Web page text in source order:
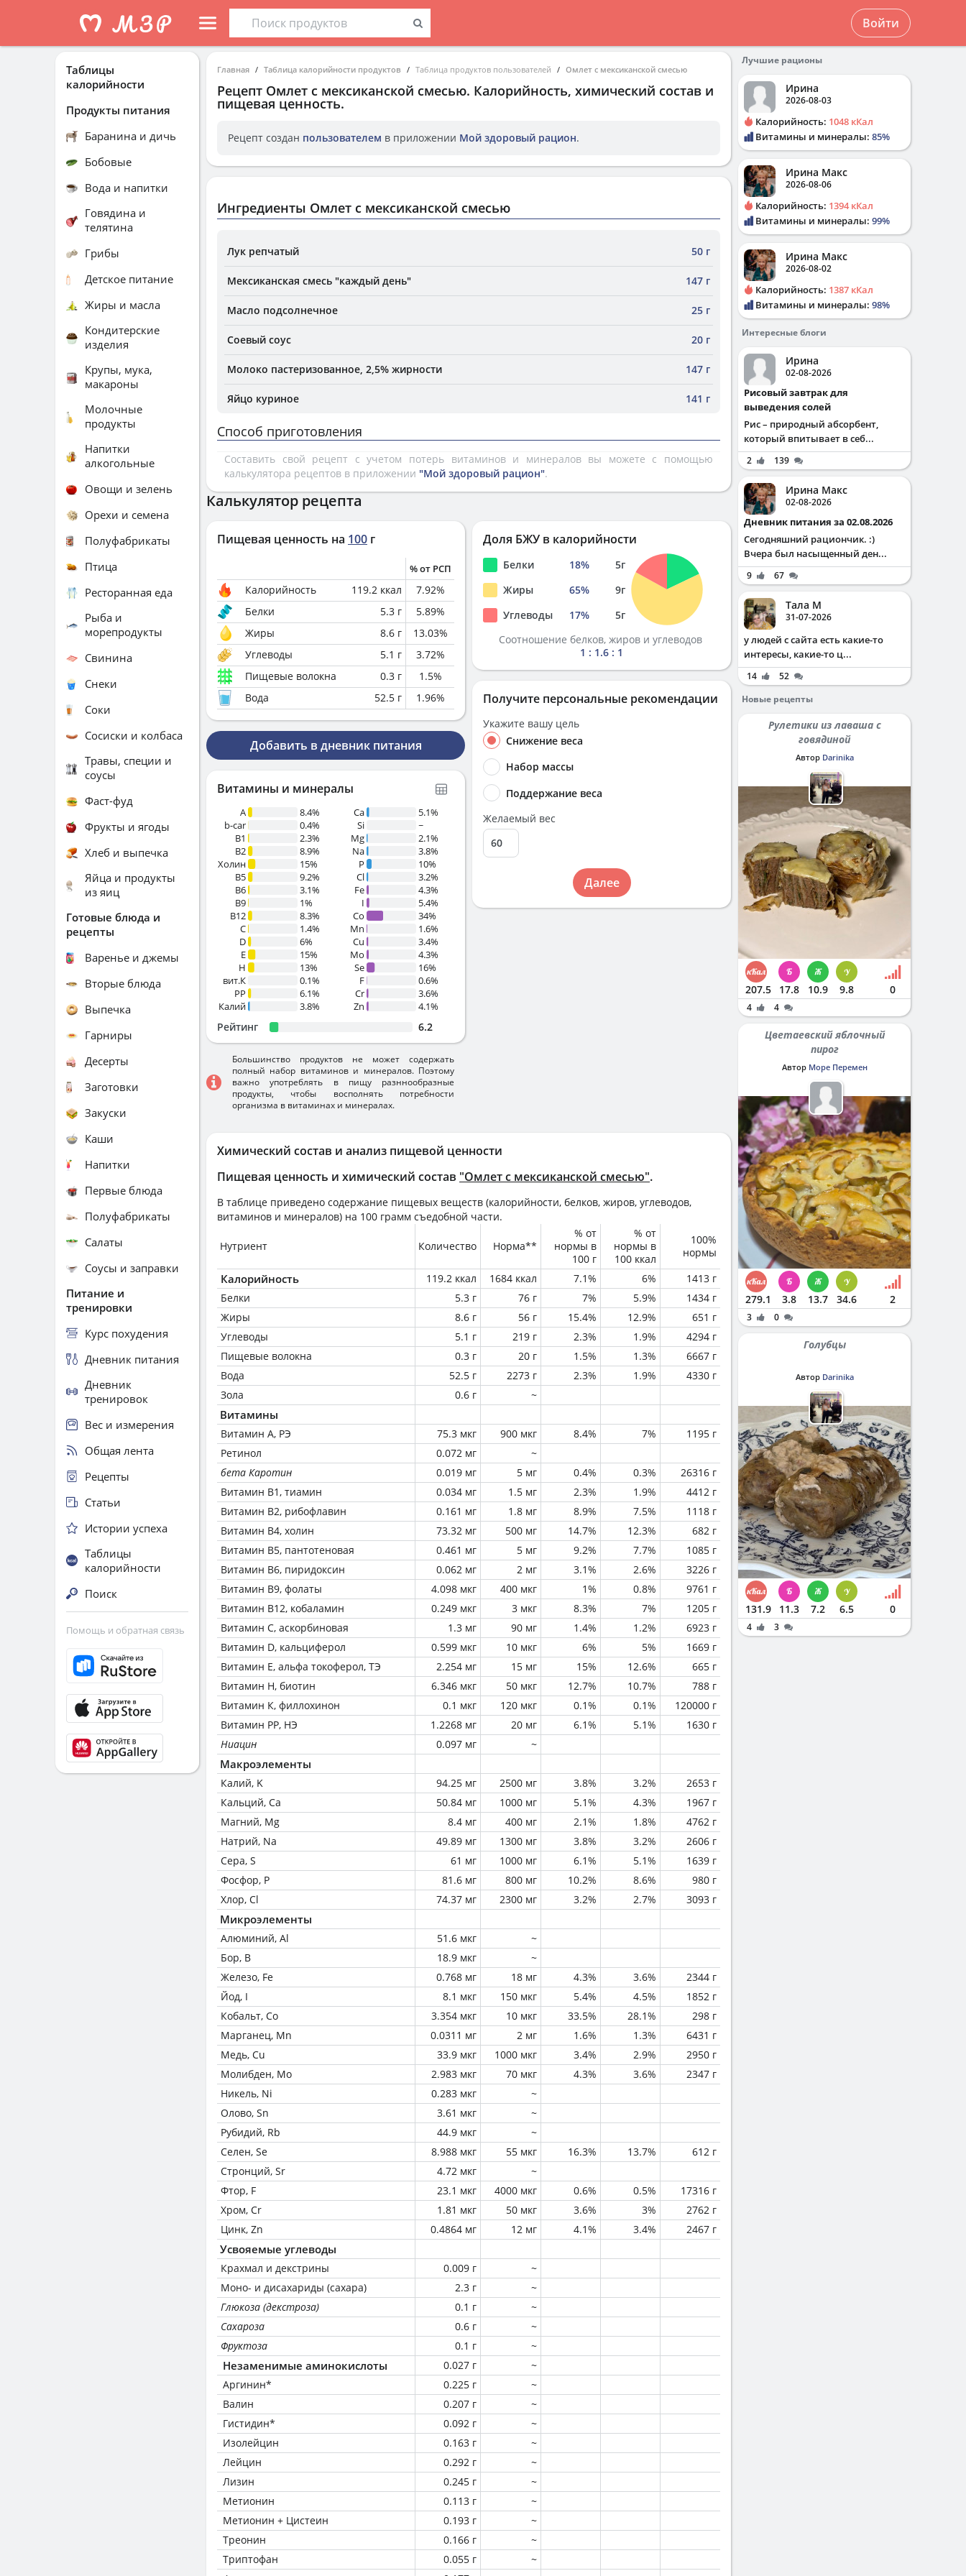
Войти
Главная Таблица калорийности продуктов Таблица продуктов пользователей Омлет с мексиканской смесью
Рецепт Омлет с мексиканской смесью. Калорийность, химический состав и
пищевая ценность.
Рецепт создан пользователем в приложении Мой здоровый рацион.
Ингредиенты Омлет с мексиканской смесью
Лук репчатый 50 г
Мексиканская смесь "каждый день" 147 г
Масло подсолнечное 25 г
Соевый соус 20 г
Молоко пастеризованное, 2,5% жирности 147 г
Яйцо куриное 141 г
Способ приготовления
Составить свой рецепт с учетом потерь витаминов и минералов вы можете с помощью
калькулятора рецептов в приложении "Мой здоровый рацион".
Химический состав и анализ пищевой ценности
Пищевая ценность и химический состав "Омлет с мексиканской смесью".
В таблице приведено содержание пищевых веществ (калорийности, белков, жиров, углеводов,
витаминов и минералов) на 100 грамм съедобной части.
Нутриент Количество Норма**
% от
нормы в
100 г
% от
нормы в
100 ккал
100%
нормы
Калорийность 119.2 ккал 1684 ккал 7.1% 6%
1413 г
Белки
5.3 г 76 г 7% 5.9%
1434 г
Жиры
8.6 г 56 г 15.4% 12.9%
651 г
Углеводы
5.1 г 219 г 2.3% 1.9%
4294 г
Пищевые волокна
0.3 г 20 г 1.5% 1.3%
6667 г
Вода
52.5 г 2273 г 2.3% 1.9%
4330 г
Зола
0.6 г ~
Витамины
Витамин А, РЭ 75.3 мкг 900 мкг 8.4% 7%
1195 г
Ретинол
0.072 мг
~
бета Каротин
0.019 мг 5 мг 0.4% 0.3%
26316 г
Витамин В1, тиамин
0.034 мг 1.5 мг 2.3% 1.9%
4412 г
Витамин В2, рибофлавин
0.161 мг 1.8 мг 8.9% 7.5%
1118 г
Витамин В4, холин
73.32 мг 500 мг 14.7% 12.3%
682 г
Витамин В5, пантотеновая
0.461 мг 5 мг 9.2% 7.7%
1085 г
Витамин В6, пиридоксин
0.062 мг 2 мг 3.1% 2.6%
3226 г
Витамин В9, фолаты
4.098 мкг 400 мкг 1% 0.8%
9761 г
Витамин В12, кобаламин
0.249 мкг 3 мкг 8.3% 7%
1205 г
Витамин C, аскорбиновая
1.3 мг 90 мг 1.4% 1.2%
6923 г
Витамин D, кальциферол
0.599 мкг 10 мкг 6% 5%
1669 г
Витамин Е, альфа токоферол, ТЭ
2.254 мг 15 мг 15% 12.6%
665 г
Витамин Н, биотин
6.346 мкг 50 мкг 12.7% 10.7%
788 г
Витамин К, филлохинон
0.1 мкг 120 мкг 0.1% 0.1%
120000 г
Витамин РР, НЭ
1.2268 мг 20 мг 6.1% 5.1%
1630 г
Ниацин
0.097 мг ~
Макроэлементы
Калий, K 94.25 мг 2500 мг 3.8% 3.2%
2653 г
Кальций, Ca
50.84 мг 1000 мг 5.1% 4.3%
1967 г
Магний, Mg
8.4 мг 400 мг 2.1% 1.8%
4762 г
Натрий, Na
49.89 мг 1300 мг 3.8% 3.2%
2606 г
Сера, S
61 мг 1000 мг 6.1% 5.1%
1639 г
Фосфор, P
81.6 мг 800 мг 10.2% 8.6%
980 г
Хлор, Cl
74.37 мг 2300 мг 3.2% 2.7% 3093 г
Микроэлементы
Алюминий, Al 51.6 мкг
~
Бор, B
18.9 мкг
~
Железо, Fe
0.768 мг 18 мг 4.3% 3.6%
2344 г
Йод, I
8.1 мкг 150 мкг 5.4% 4.5%
1852 г
Кобальт, Co
3.354 мкг 10 мкг 33.5% 28.1%
298 г
Марганец, Mn
0.0311 мг 2 мг 1.6% 1.3%
6431 г
Медь, Cu
33.9 мкг 1000 мкг 3.4% 2.9%
2950 г
Молибден, Mo
2.983 мкг 70 мкг 4.3% 3.6%
2347 г
Никель, Ni
0.283 мкг
~
Олово, Sn
3.61 мкг
~
Рубидий, Rb
44.9 мкг
~
Селен, Se
8.988 мкг 55 мкг 16.3% 13.7%
612 г
Стронций, Sr
4.72 мкг
~
Фтор, F
23.1 мкг 4000 мкг 0.6% 0.5%
17316 г
Хром, Cr
1.81 мкг 50 мкг 3.6% 3%
2762 г
Цинк, Zn
0.4864 мг 12 мг 4.1% 3.4% 2467 г
Усвояемые углеводы
Крахмал и декстрины 0.009 г
~
Моно- и дисахариды (сахара)
2.3 г
~
Глюкоза (декстроза)
0.1 г
~
Сахароза
0.6 г
~
Фруктоза
0.1 г ~
Незаменимые аминокислоты 0.027 г
~
Аргинин*
0.225 г
~
Валин
0.207 г
~
Гистидин*
0.092 г
~
Изолейцин
0.163 г
~
Лейцин
0.292 г
~
Лизин
0.245 г
~
Метионин
0.113 г
~
Метионин + Цистеин
0.193 г
~
Треонин
0.166 г
~
Триптофан
0.055 г
~
Калькулятор рецепта
Пищевая ценность на 100 г
% от РСП
Калорийность 119.2 ккал 7.92%
Белки
5.3 г 5.89%
Жиры
8.6 г 13.03%
Углеводы
5.1 г 3.72%
Пищевые волокна
0.3 г 1.5%
Вода
52.5 г 1.96%
Добавить в дневник питания
Витамины и минералы
A
8.4%
b-car
0.4%
В1
2.3%
B2
8.9%
Холин
15%
B5
9.2%
B6
3.1%
B9
1%
B12
8.3%
C
1.4%
D
6%
E
15%
H
13%
вит.К
0.1%
PP
6.1%
Калий
3.8%
Ca
5.1%
Si
~
Mg
2.1%
Na
3.8%
P
10%
Cl
3.2%
Fe
4.3%
I
5.4%
Co
34%
Mn
1.6%
Cu
3.4%
Mo
4.3%
Se
16%
F
0.6%
Cr
3.6%
Zn
4.1%
Рейтинг 6.2
Большинство продуктов не может содержать
полный набор витаминов и минералов. Поэтому
важно употреблять в пищу разннообразные
продукты, чтобы восполнять потребности
организма в витаминах и минералах.
Доля БЖУ в калорийности
Белки 18% 5г
Жиры
65% 9г
Углеводы
17% 5г
Соотношение белков, жиров и углеводов
1 : 1.6 : 1
Получите персональные рекомендации
Укажите вашу цель
Снижение веса
Набор массы
Поддержание веса
Желаемый вес
Далее
Таблицы
калорийности
Продукты питания
Баранина и дичь
Бобовые
Вода и напитки
Говядина и
телятина
Грибы
Детское питание
Жиры и масла
Кондитерские
изделия
Крупы, мука,
макароны
Молочные
продукты
Напитки
алкогольные
Овощи и зелень
Орехи и семена
Полуфабрикаты
Птица
Ресторанная еда
Рыба и
морепродукты
Свинина
Снеки
Соки
Сосиски и колбаса
Травы, специи и
соусы
Фаст-фуд
Фрукты и ягоды
Хлеб и выпечка
Яйца и продукты
из яиц
Готовые блюда и
рецепты
Варенье и джемы
Вторые блюда
Выпечка
Гарниры
Десерты
Заготовки
Закуски
Каши
Напитки
Первые блюда
Полуфабрикаты
Салаты
Соусы и заправки
Питание и
тренировки
Курс похудения
Дневник питания
Дневник
тренировок
Вес и измерения
Общая лента
Рецепты
Статьи
Истории успеха
Таблицы
калорийности
Поиск
Помощь и обратная связь
Лучшие рационы
Ирина
2026-08-03
Калорийность: 1048 кКал
Витамины и минералы: 85%
Ирина Макс
2026-08-06
Калорийность: 1394 кКал
Витамины и минералы: 99%
Ирина Макс
2026-08-02
Калорийность: 1387 кКал
Витамины и минералы: 98%
Интересные блоги
Ирина
02-08-2026
Рисовый завтрак для
выведения солей
Рис – природный абсорбент,
который впитывает в себ...
2 139
Ирина Макс
02-08-2026
Дневник питания за 02.08.2026
Сегодняшний рациончик. :)
Вчера был насыщенный ден...
9 67
Тала М
31-07-2026
у людей с сайта есть какие-то
интересы, какие-то ц...
14
52
Новые рецепты
Рулетики из лаваша с
говядиной
Автор Darinika
207.5 17.8 10.9 9.8 0
4 4
Цветаевский яблочный
пирог
Автор Море Перемен
279.1 3.8 13.7 34.6 2
3 0
Голубцы
Автор Darinika
131.9 11.3 7.2 6.5 0
4 3